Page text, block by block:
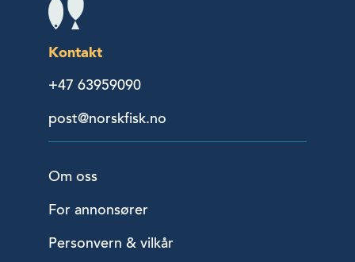
Kontakt
+47 63959090
post@norskfisk.no
Om oss
For annonsører
Personvern & vilkår